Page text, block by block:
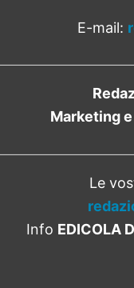
E-mail:
Marketing
Le
Info EDICOLA